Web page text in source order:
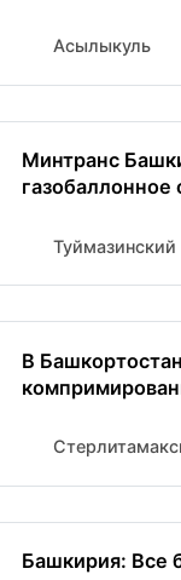
Асылыкуль
Минтранс
газобаллонное
Туймазинский
В
Башкирия: Все